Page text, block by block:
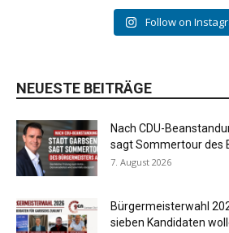
Follow on
NEUESTE BEITRÄGE
Nach CDU-
sagt Sommertour des
7. August 2026
Bürgermeisterwahl
sieben Kandidaten